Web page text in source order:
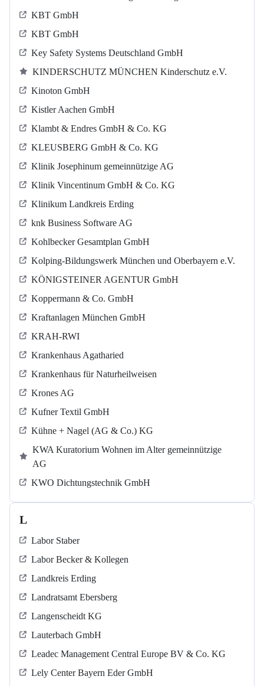
KBT GmbH
KBT GmbH
Key Safety Systems Deutschland GmbH
KINDERSCHUTZ MÜNCHEN Kinderschutz e.V.
Kinoton GmbH
Kistler Aachen GmbH
Klambt & Endres GmbH & Co. KG
KLEUSBERG GmbH & Co. KG
Klinik Josephinum gemeinnützige AG
Klinik Vincentinum GmbH & Co. KG
Klinikum Landkreis Erding
knk Business Software AG
Kohlbecker Gesamtplan GmbH
Kolping-Bildungswerk München und Oberbayern e.V.
KÖNIGSTEINER AGENTUR GmbH
Koppermann & Co. GmbH
Kraftanlagen München GmbH
KRAH-RWI
Krankenhaus Agatharied
Krankenhaus für Naturheilweisen
Krones AG
Kufner Textil GmbH
Kühne + Nagel (AG & Co.) KG
KWA Kuratorium Wohnen im Alter gemeinnützige
AG
KWO Dichtungstechnik GmbH
L
Labor Staber
Labor Becker & Kollegen
Landkreis Erding
Landratsamt Ebersberg
Langenscheidt KG
Lauterbach GmbH
Leadec Management Central Europe BV & Co. KG
Lely Center Bayern Eder GmbH